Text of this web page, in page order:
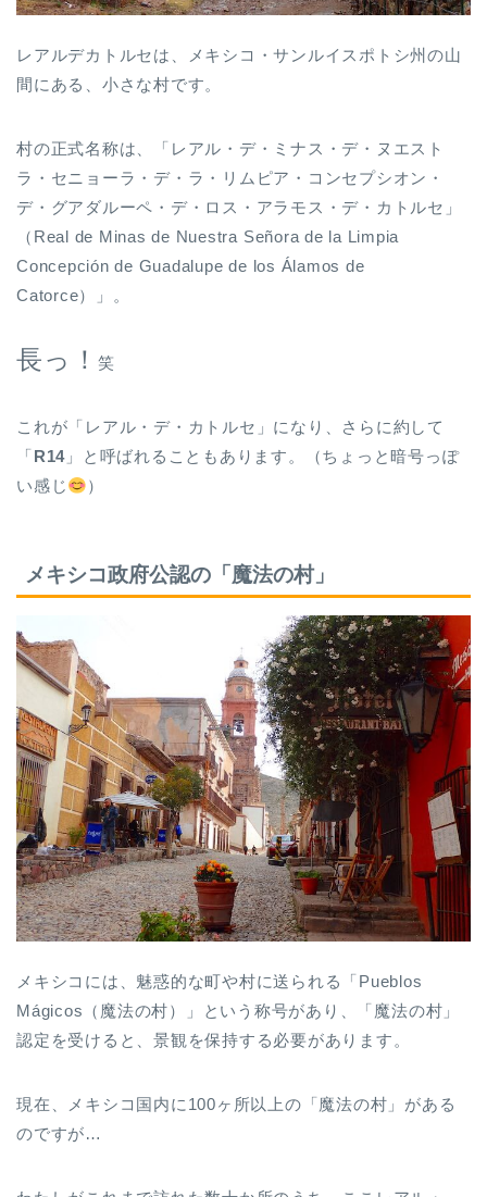
レアルデカトルセは、メキシコ・サンルイスポトシ州の山
間にある、小さな村です。
村の正式名称は、「レアル・デ・ミナス・デ・ヌエスト
ラ・セニョーラ・デ・ラ・リムピア・コンセプシオン・
デ・グアダルーペ・デ・ロス・アラモス・デ・カトルセ」
（Real de Minas de Nuestra Señora de la Limpia
Concepción de Guadalupe de los Álamos de
Catorce）」。
長っ！笑
これが「レアル・デ・カトルセ」になり、さらに約して
「 R14 」と呼ばれることもあります。（ちょっと暗号っぽ
い感じ
）
メキシコ政府公認の「魔法の村」
メキシコには、魅惑的な町や村に送られる「Pueblos
Mágicos（魔法の村）」という称号があり、「魔法の村」
認定を受けると、景観を保持する必要があります。
現在、メキシコ国内に100ヶ所以上の「魔法の村」がある
のですが…